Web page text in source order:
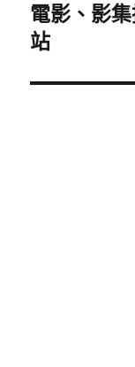
下
一
文
電影、影
站